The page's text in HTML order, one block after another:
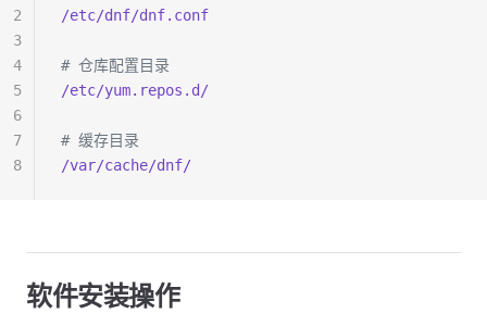
/etc/dnf/dnf.conf
# 仓库配置目录
/etc/yum.repos.d/
# 缓存目录
/var/cache/dnf/
2
3
4
5
6
7
8
软件安装操作